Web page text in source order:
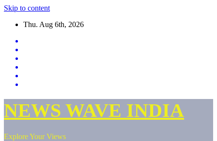
Skip to content
Thu. Aug 6th, 2026
NEWS WAVE INDIA
Explore Your Views